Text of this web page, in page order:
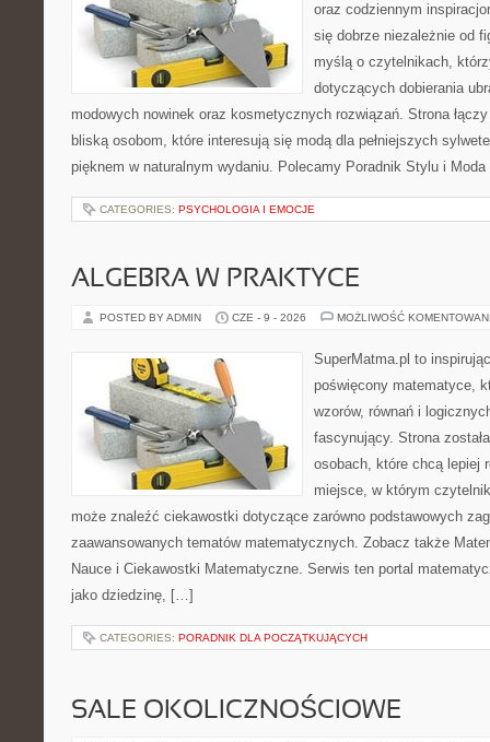
oraz codziennym
się dobrze niezależnie od
myślą o czytelnikach,
dotyczących dobierania
modowych nowinek oraz kosmetycznych rozwiązań. Strona
bliską osobom, które interesują się modą dla pełniejszych
pięknem w naturalnym wydaniu. Polecamy Poradnik Stylu i
CATEGORIES: PSYCHOLOGIA I EMOCJE
ALGEBRA W PRAKTYCE
POSTED BY ADMIN CZE - 9 - 2026 MOŻLIWOŚĆ
SuperMatma.pl to
poświęcony matematyce,
wzorów, równań i
fascynujący. Strona
osobach, które chcą lepiej
miejsce, w którym
może znaleźć ciekawostki dotyczące zarówno podstawowych
zaawansowanych tematów matematycznych. Zobacz także
Nauce i Ciekawostki Matematyczne. Serwis ten portal
jako dziedzinę, […]
CATEGORIES: PORADNIK DLA POCZĄTKUJĄCYCH
SALE OKOLICZNOŚCIOWE